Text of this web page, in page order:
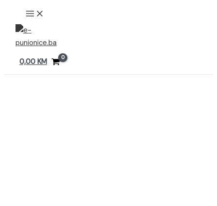
Preskoči
sadržaj
MAIN
MENU
0,00 KM